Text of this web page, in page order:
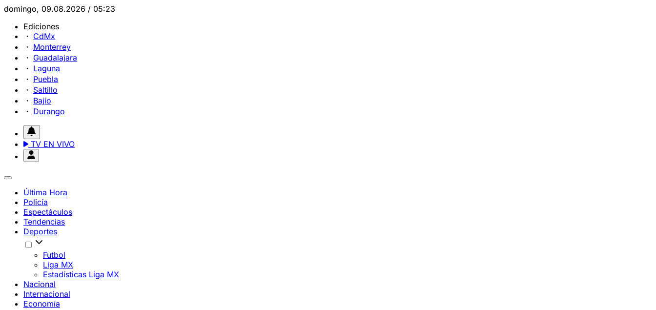
domingo, 09.08.2026 / 05:23
Ediciones
CdMx
Monterrey
Guadalajara
Laguna
Puebla
Saltillo
Bajío
Durango
TV EN VIVO
Última Hora
Policía
Espectáculos
Tendencias
Deportes
Futbol
Liga MX
Estadísticas Liga MX
Nacional
Internacional
Economía